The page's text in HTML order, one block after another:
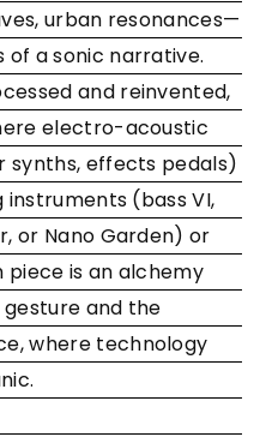
urban resonances—
a sonic narrative.
and reinvented,
electro-acoustic
synths, effects pedals)
(bass VI,
or Nano Garden) or
piece is an alchemy
and the
where technology